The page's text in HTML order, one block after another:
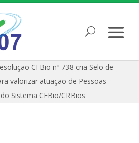
CFBio nº 738 cria Selo de
valorizar atuação de Pessoas
Sistema CFBio/CRBios